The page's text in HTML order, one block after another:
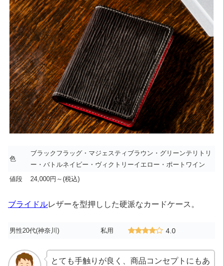
色
ブラックフラッグ・マジェスティブラウン・グリーンテリトリ
ー・バトルネイビー・ヴィクトリーイエロー・ポートワイン
値段
24,000円～(税込)
ブライドルレザーを型押しした硬派なカードケース。
男性20代(神奈川) 私用 4.0
とても手触りが良く、商品コンセプトにもあ